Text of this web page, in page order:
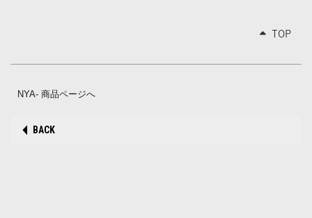
TOP
NYA- 商品ページへ
BACK